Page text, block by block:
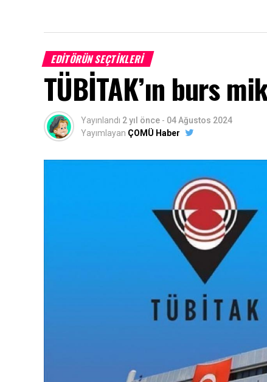
EDITÖRÜN SEÇTIKLERI
TÜBİTAK’ın burs
Yayınlandı 2 yıl önce - 04 Ağustos 2024
Yayımlayan ÇOMÜ Haber